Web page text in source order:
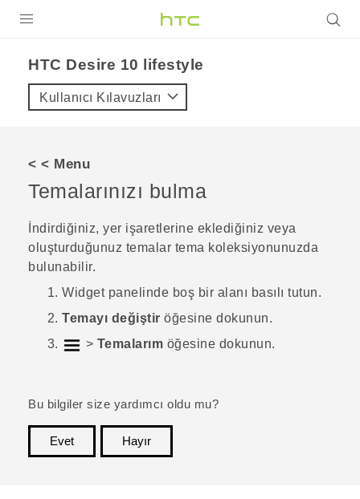
VIVE
VIVERSE
DESTEK
HTC Desire 10 lifestyle‎
Kullanıcı Kılavuzları
< < Menu
Temalarınızı bulma
İndirdiğiniz, yer işaretlerine eklediğiniz veya
oluşturduğunuz temalar tema koleksiyonunuzda
bulunabilir.
Widget panelinde boş bir alanı basılı tutun.
Temayı değiştir öğesine dokunun.
> Temalarım öğesine dokunun.
Bu bilgiler size yardımcı oldu mu?
Evet
Hayır